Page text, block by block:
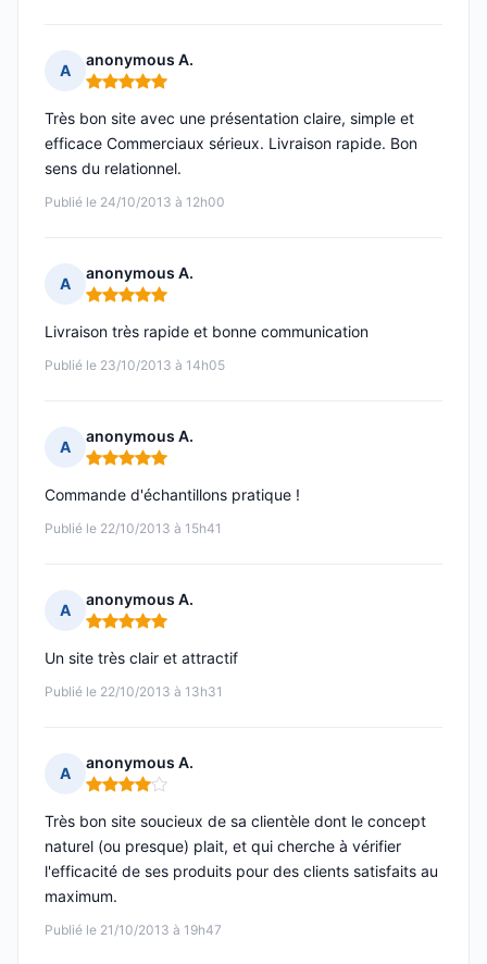
A
anonymous A.
Note : 5 sur 5
Publié le 24/10/2013 à 12h00
Très bon site avec une présentation claire, simple et
efficace Commerciaux sérieux. Livraison rapide. Bon
sens du relationnel.
A
anonymous A.
Note : 5 sur 5
Publié le 23/10/2013 à 14h05
Livraison très rapide et bonne communication
A
anonymous A.
Note : 5 sur 5
Publié le 22/10/2013 à 15h41
Commande d'échantillons pratique !
A
anonymous A.
Note : 5 sur 5
Publié le 22/10/2013 à 13h31
Un site très clair et attractif
A
anonymous A.
Note : 4 sur 5
Publié le 21/10/2013 à 19h47
Très bon site soucieux de sa clientèle dont le concept
naturel (ou presque) plait, et qui cherche à vérifier
l'efficacité de ses produits pour des clients satisfaits au
maximum.